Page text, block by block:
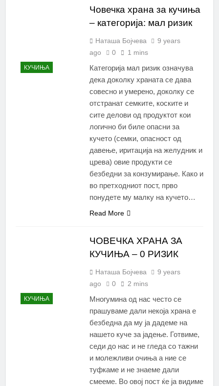
КУЧИЊА
Човечка храна за кучиња
– категорија: мал ризик
Наташа Бојчева
9 years
ago
0 1 mins
Категорија мал ризик означува
дека доколку храната се дава
совесно и умерено, доколку се
отстранат семките, коските и
сите делови од продуктот кои
логично би биле опасни за
кучето (семки, опасност од
давење, иритација на желудник и
црева) овие продукти се
безбедни за конзумирање. Како и
во претходниот пост, прво
понудете му малку на кучето…
Read More
КУЧИЊА
ЧОВЕЧКА ХРАНА ЗА
КУЧИЊА – 0 РИЗИК
Наташа Бојчева
9 years
ago
0 2 mins
Многумина од нас често се
прашуваме дали нeкоја храна е
безбедна да му ја дадеме на
нашето куче за јадење. Готвиме,
седи до нас и не гледа со тажни
и молежливи очиња а ние се
туфкаме и не знаеме дали
смееме. Во овој пост ќе ја видиме